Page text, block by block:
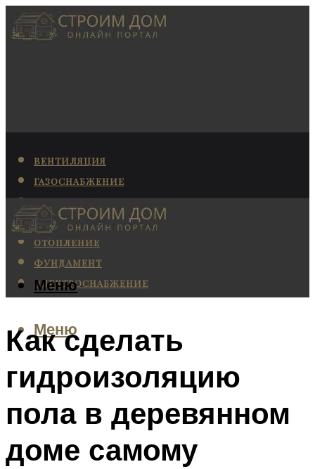
ВЕНТИЛЯЦИЯ
ГАЗОСНАБЖЕНИЕ
КАНАЛИЗАЦИЯ
КОНДИЦИОНИРОВАНИЕ
ОТОПЛЕНИЕ
ФУНДАМЕНТ
ЭЛЕКТРОСНАБЖЕНИЕ
Меню
Меню
Как сделать
гидроизоляцию
пола в деревянном
доме самому